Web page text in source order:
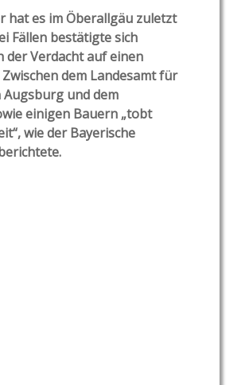
hat es im Öberallgäu zuletzt
Fällen bestätigte sich
der Verdacht auf einen
dem Landesamt für
Augsburg und dem
einigen Bauern „tobt
wie der Bayerische